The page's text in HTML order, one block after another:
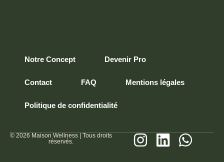
Notre Concept Devenir Pro
Contact FAQ Mentions légales
Politique de confidentialité
© 2026 Maison Wellness | Tous droits
réservés.